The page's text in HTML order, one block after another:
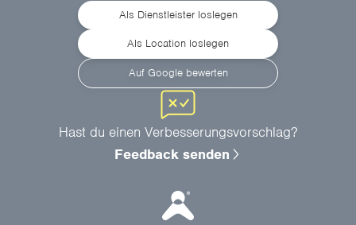
Als Dienstleister loslegen
Als Location loslegen
Auf Google bewerten
Hast du einen Verbesserungsvorschlag?
Feedback senden